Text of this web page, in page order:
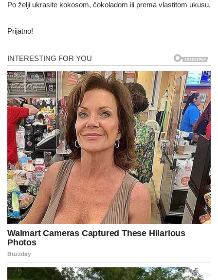
Po želji ukrasite kokosom, čokoladom ili prema vlastitom ukusu.
Prijatno!